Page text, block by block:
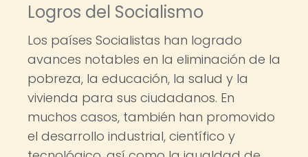
Logros del Socialismo
Los países Socialistas han logrado
avances notables en la eliminación de la
pobreza, la educación, la salud y la
vivienda para sus ciudadanos. En
muchos casos, también han promovido
el desarrollo industrial, científico y